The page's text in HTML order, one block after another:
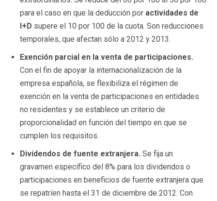
para el caso en que la deducción por actividades de
I+D supere el 10 por 100 de la cuota. Son reducciones
temporales, que afectan sólo a 2012 y 2013.
Exención parcial en la venta de participaciones.
Con el fin de apoyar la internacionalización de la
empresa española, se flexibiliza el régimen de
exención en la venta de participaciones en entidades
no residentes y se establece un criterio de
proporcionalidad en función del tiempo en que se
cumplen los requisitos.
Dividendos de fuente extranjera. Se fija un
gravamen específico del 8% para los dividendos o
participaciones en beneficios de fuente extranjera que
se repatríen hasta el 31 de diciembre de 2012. Con